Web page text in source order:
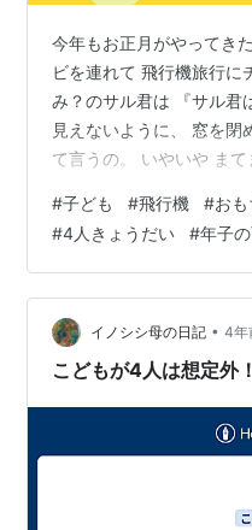
今年もお正月がやってき
ビを連れて 飛行機旅行に
み？のサル君は 『サル君
見えないように、 窓を閉
て言うの。 いやいや ま
リーズして見たことない
シートベルト着用サイン
ー』と 絵本を読み始める
ものね。 着陸時も雲が多
配だったけど、 頭がちょ
大丈夫だっ…
#子ども #飛行機 #お
#4人きょうだい #年子
イノシシ母の日記 • 4年
こどもが4人は想定外！